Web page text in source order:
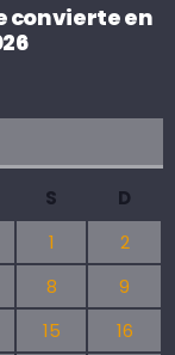
convierte en
S
D
1
2
8
9
15
16